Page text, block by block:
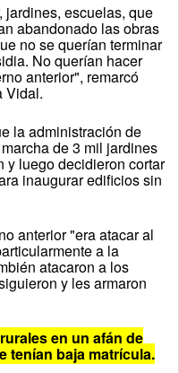
jardines, escuelas, que
abandonado las obras
no se querían terminar
No querían hacer
anterior", remarcó
Vidal.
la administración de
de 3 mil jardines
y luego decidieron cortar
inaugurar edificios sin
anterior "era atacar al
a la
atacaron a los
y les armaron
en un afán de
tenían baja matrícula.